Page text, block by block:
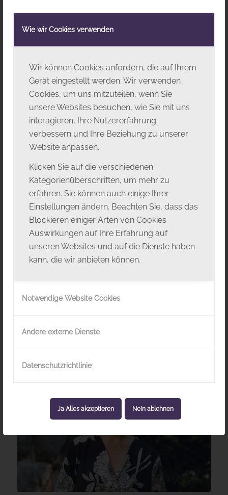
Wie wir Cookies verwenden
Wir können Cookies anfordern, die auf Ihrem
Gerät eingestellt werden. Wir verwenden
Cookies, um uns mitzuteilen, wenn Sie
unsere Websites besuchen, wie Sie mit uns
interagieren, Ihre Nutzererfahrung
verbessern und Ihre Beziehung zu unserer
Website anpassen.
Klicken Sie auf die verschiedenen
Kategorienüberschriften, um mehr zu
erfahren. Sie können auch einige Ihrer
Einstellungen ändern. Beachten Sie, dass das
Blockieren einiger Arten von Cookies
Auswirkungen auf Ihre Erfahrung auf
unseren Websites und auf die Dienste haben
kann, die wir anbieten können.
Notwendige Website Cookies
Andere externe Dienste
Datenschutzrichtlinie
Ja Alles akzeptieren Nein ablehnen
Mag. art Michał Juraszek
Musikalischer Studienleiter
musik@operburggars.at
Franz Zlatar und Rainer Heissenberger